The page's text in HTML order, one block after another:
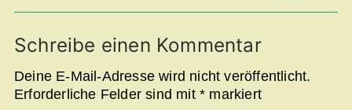
Schreibe einen Kommentar
Deine E-Mail-Adresse wird nicht veröffentlicht.
Erforderliche Felder sind mit * markiert